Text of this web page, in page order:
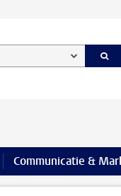
Onderzoek pagina’s
Communicatie &